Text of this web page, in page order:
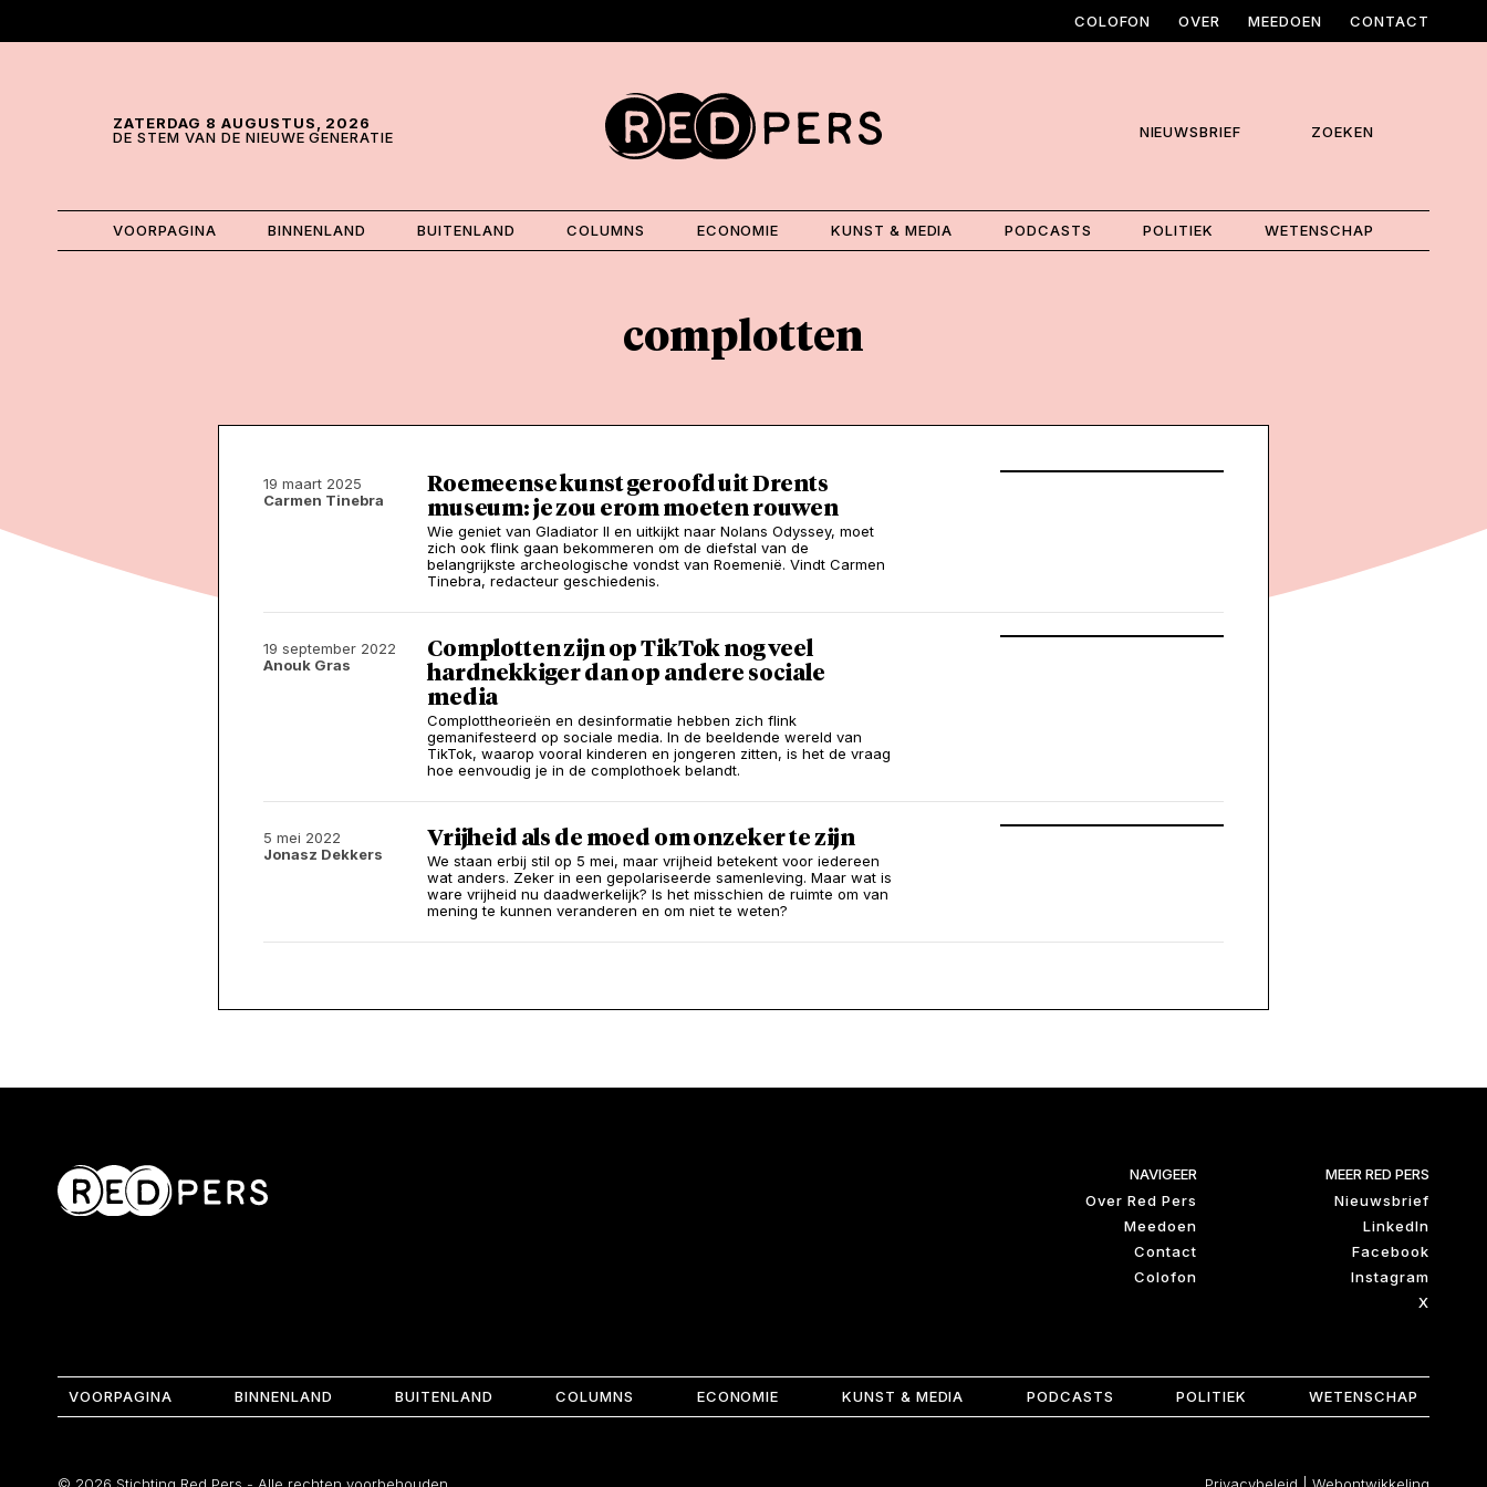
COLOFON OVER MEEDOEN CONTACT
ZATERDAG 8 AUGUSTUS, 2026
DE STEM VAN DE NIEUWE GENERATIE
NIEUWSBRIEF ZOEKEN
VOORPAGINA BINNENLAND BUITENLAND COLUMNS ECONOMIE KUNST & MEDIA PODCASTS POLITIEK WETENSCHAP
complotten
19 maart 2025
Carmen Tinebra
Roemeense kunst geroofd uit Drents
museum: je zou erom moeten rouwen
Wie geniet van Gladiator II en uitkijkt naar Nolans Odyssey, moet
zich ook flink gaan bekommeren om de diefstal van de
belangrijkste archeologische vondst van Roemenië. Vindt Carmen
Tinebra, redacteur geschiedenis.
19 september 2022
Anouk Gras
Complotten zijn op TikTok nog veel
hardnekkiger dan op andere sociale
media
Complottheorieën en desinformatie hebben zich flink
gemanifesteerd op sociale media. In de beeldende wereld van
TikTok, waarop vooral kinderen en jongeren zitten, is het de vraag
hoe eenvoudig je in de complothoek belandt.
5 mei 2022
Jonasz Dekkers
Vrijheid als de moed om onzeker te zijn
We staan erbij stil op 5 mei, maar vrijheid betekent voor iedereen
wat anders. Zeker in een gepolariseerde samenleving. Maar wat is
ware vrijheid nu daadwerkelijk? Is het misschien de ruimte om van
mening te kunnen veranderen en om niet te weten?
NAVIGEER
Over Red Pers
Meedoen
Contact
Colofon
MEER RED PERS
Nieuwsbrief
LinkedIn
Facebook
Instagram
X
VOORPAGINA BINNENLAND BUITENLAND COLUMNS ECONOMIE KUNST & MEDIA PODCASTS POLITIEK WETENSCHAP